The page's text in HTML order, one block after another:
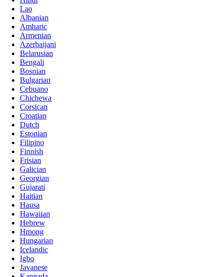
Lao
Albanian
Amharic
Armenian
Azerbaijani
Belarusian
Bengali
Bosnian
Bulgarian
Cebuano
Chichewa
Corsican
Croatian
Dutch
Estonian
Filipino
Finnish
Frisian
Galician
Georgian
Gujarati
Haitian
Hausa
Hawaiian
Hebrew
Hmong
Hungarian
Icelandic
Igbo
Javanese